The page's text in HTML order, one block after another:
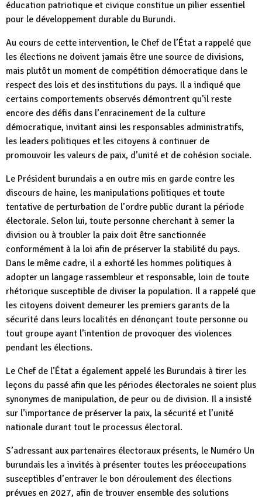
éducation patriotique et civique constitue un pilier essentiel
pour le développement durable du Burundi.
Au cours de cette intervention, le Chef de l’État a rappelé que
les élections ne doivent jamais être une source de divisions,
mais plutôt un moment de compétition démocratique dans le
respect des lois et des institutions du pays. Il a indiqué que
certains comportements observés démontrent qu’il reste
encore des défis dans l’enracinement de la culture
démocratique, invitant ainsi les responsables administratifs,
les leaders politiques et les citoyens à continuer de
promouvoir les valeurs de paix, d’unité et de cohésion sociale.
Le Président burundais a en outre mis en garde contre les
discours de haine, les manipulations politiques et toute
tentative de perturbation de l’ordre public durant la période
électorale. Selon lui, toute personne cherchant à semer la
division ou à troubler la paix doit être sanctionnée
conformément à la loi afin de préserver la stabilité du pays.
Dans le même cadre, il a exhorté les hommes politiques à
adopter un langage rassembleur et responsable, loin de toute
rhétorique susceptible de diviser la population. Il a rappelé que
les citoyens doivent demeurer les premiers garants de la
sécurité dans leurs localités en dénonçant toute personne ou
tout groupe ayant l’intention de provoquer des violences
pendant les élections.
Le Chef de l’État a également appelé les Burundais à tirer les
leçons du passé afin que les périodes électorales ne soient plus
synonymes de manipulation, de peur ou de division. Il a insisté
sur l’importance de préserver la paix, la sécurité et l’unité
nationale durant tout le processus électoral.
S’adressant aux partenaires électoraux présents, le Numéro Un
burundais les a invités à présenter toutes les préoccupations
susceptibles d’entraver le bon déroulement des élections
prévues en 2027, afin de trouver ensemble des solutions